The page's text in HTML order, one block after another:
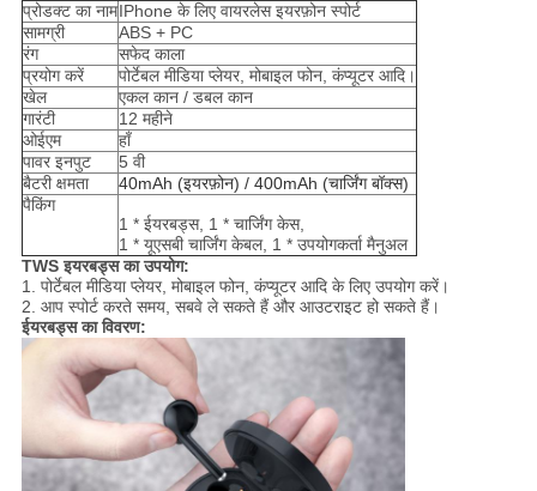
प्रोडक्ट का नामIPhone के लिए वायरलेस इयरफ़ोन स्पोर्ट
सामग्री
ABS + PC
रंग
सफेद काला
प्रयोग करें
पोर्टेबल मीडिया प्लेयर, मोबाइल फोन, कंप्यूटर आदि।
खेल
एकल कान / डबल कान
गारंटी
12 महीने
ओईएम
हाँ
पावर इनपुट
5 वी
बैटरी क्षमता
40mAh (इयरफ़ोन) / 400mAh (चार्जिंग बॉक्स)
पैकिंग
1 * ईयरबड्स, 1 * चार्जिंग केस,
1 * यूएसबी चार्जिंग केबल, 1 * उपयोगकर्ता मैनुअल
TWS इयरबड्स का उपयोग:
1. पोर्टेबल मीडिया प्लेयर, मोबाइल फोन, कंप्यूटर आदि के लिए उपयोग करें।
2. आप स्पोर्ट करते समय, सबवे ले सकते हैं और आउटराइट हो सकते हैं।
ईयरबड्स का विवरण: